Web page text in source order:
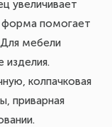
увеличивает
форма помогает
мебели
изделия.
колпачковая
приварная